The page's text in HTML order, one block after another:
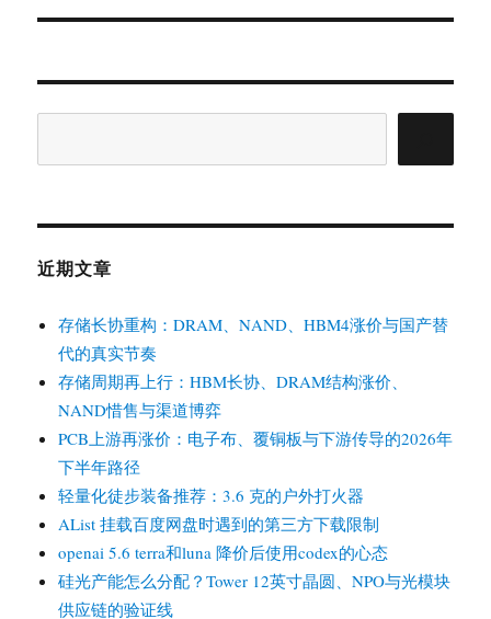
文
近期文章
存储长协重构：DRAM、NAND、HBM4涨价与国产替
代的真实节奏
存储周期再上行：HBM长协、DRAM结构涨价、
NAND惜售与渠道博弈
PCB上游再涨价：电子布、覆铜板与下游传导的2026年
下半年路径
轻量化徒步装备推荐：3.6 克的户外打火器
AList 挂载百度网盘时遇到的第三方下载限制
openai 5.6 terra和luna 降价后使用codex的心态
硅光产能怎么分配？Tower 12英寸晶圆、NPO与光模块
供应链的验证线